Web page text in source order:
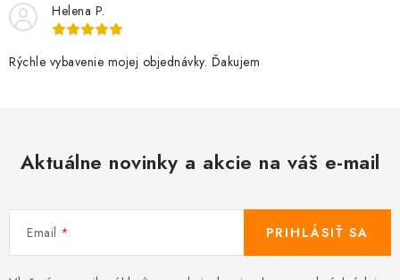
Helena P.
Rýchle vybavenie mojej objednávky. Ďakujem
Aktuálne novinky a akcie na váš e-mail
Email PRIHLÁSIŤ SA